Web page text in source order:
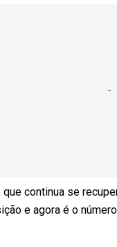
que continua se
e agora é o